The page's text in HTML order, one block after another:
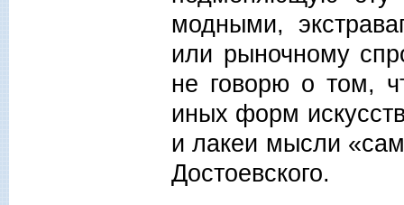
модными,
или рыночному
не говорю о том,
иных форм
и лакеи мысли
Достоевского.